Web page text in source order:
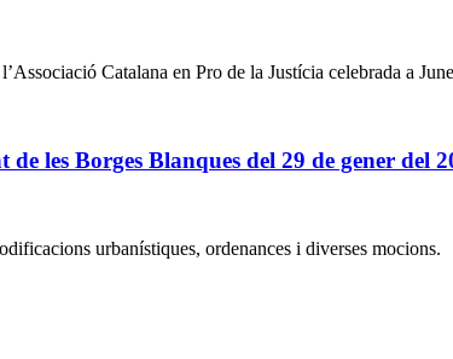
Catalana en Pro de la Justícia celebrada a
les Borges Blanques del 29 de gener del
urbanístiques, ordenances i diverses mocions.